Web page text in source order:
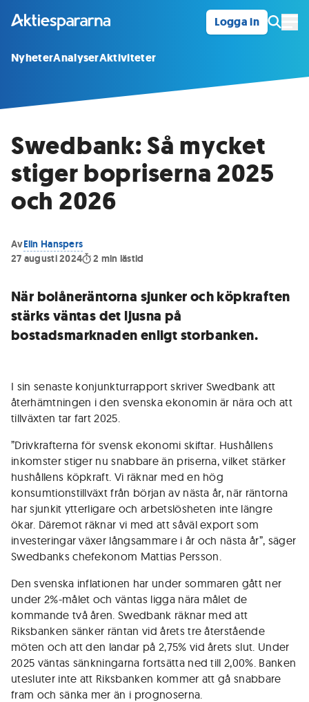
Logga in
NyheterAnalyserAktiviteter
Swedbank: Så mycket
stiger bopriserna 2025
och 2026
AvElin Hanspers
27 augusti 2024
2 min lästid
När bolåneräntorna sjunker och köpkraften
stärks väntas det ljusna på
bostadsmarknaden enligt storbanken.
I sin senaste konjunkturrapport skriver Swedbank att
återhämtningen i den svenska ekonomin är nära och att
tillväxten tar fart 2025.
”Drivkrafterna för svensk ekonomi skiftar. Hushållens
inkomster stiger nu snabbare än priserna, vilket stärker
hushållens köpkraft. Vi räknar med en hög
konsumtionstillväxt från början av nästa år, när räntorna
har sjunkit ytterligare och arbetslösheten inte längre
ökar. Däremot räknar vi med att såväl export som
investeringar växer långsammare i år och nästa år”, säger
Swedbanks chefekonom Mattias Persson.
Den svenska inflationen har under sommaren gått ner
under 2%-målet och väntas ligga nära målet de
kommande två åren. Swedbank räknar med att
Riksbanken sänker räntan vid årets tre återstående
möten och att den landar på 2,75% vid årets slut. Under
2025 väntas sänkningarna fortsätta ned till 2,00%. Banken
utesluter inte att Riksbanken kommer att gå snabbare
fram och sänka mer än i prognoserna.